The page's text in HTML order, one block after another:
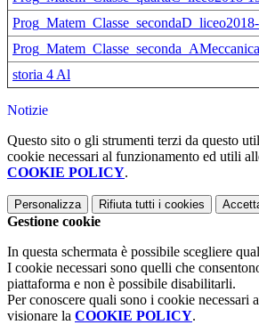
storia 4 Al
Notizie
Questo sito o gli strumenti terzi da questo
cookie necessari al funzionamento ed utili
COOKIE POLICY.
Personalizza Rifiuta tutti i cookies
Gestione cookie
In questa schermata è possibile scegliere
I cookie necessari sono quelli che
piattaforma e non è possibile disabilitarli.
Per conoscere quali sono i cookie necessari
visionare la COOKIE POLICY.